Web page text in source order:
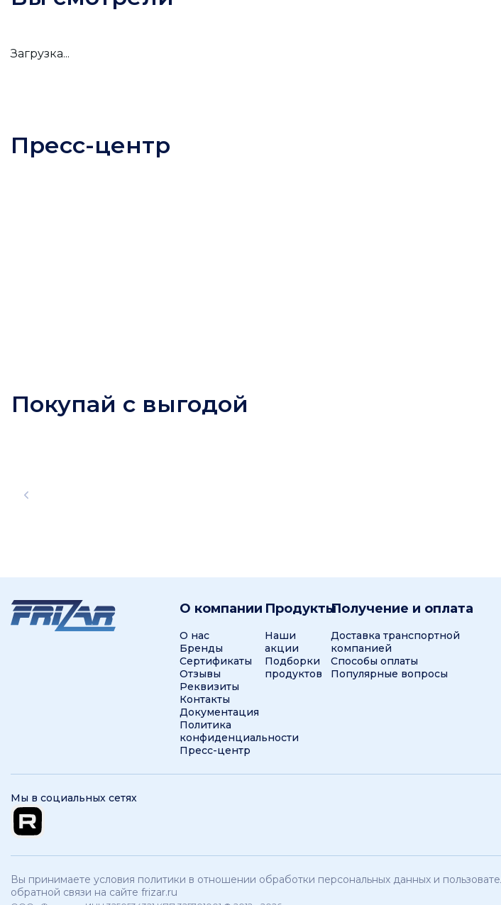
Загрузка...
Пресс-центр
Покупай с выгодой
О компании
О нас
Бренды
Сертификаты
Отзывы
Реквизиты
Контакты
Документация
Политика
конфиденциальности
Пресс-центр
Продукты
Наши
акции
Подборки
продуктов
Получение и оплата
Доставка транспортной
компанией
Способы оплаты
Популярные вопросы
Мы в социальных сетях
Вы принимаете условия политики в отношении обработки персональных данных и
обратной связи на сайте frizar.ru